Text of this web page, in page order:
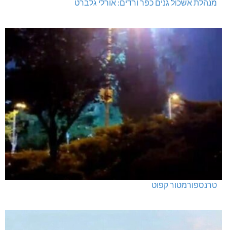
מנהלת אשכול גנים כפר ורדים: אורלי גלברט
טרנספורמטור קפוט